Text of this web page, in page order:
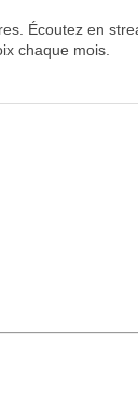
Écoutez en
chaque mois.